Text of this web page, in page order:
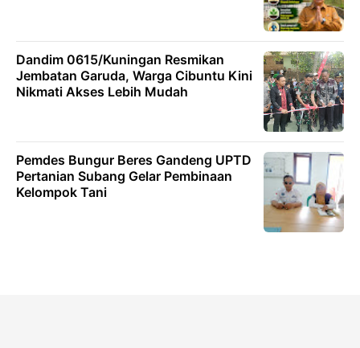
Dandim 0615/Kuningan Resmikan
Jembatan Garuda, Warga Cibuntu Kini
Nikmati Akses Lebih Mudah
Pemdes Bungur Beres Gandeng UPTD
Pertanian Subang Gelar Pembinaan
Kelompok Tani